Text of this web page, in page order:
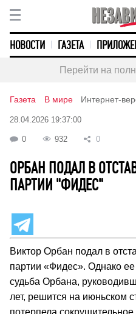
НОВОСТИ ГАЗЕТА
Перейти на
Газета В мире Интернет-
28.04.2026 19:37:00
0 932 0
ОРБАН ПОДАЛ В
ПАРТИИ "ФИДЕС"
Виктор Орбан подал в
партии «Фидес». Однако
судьба Орбана,
лет, решится на июньском